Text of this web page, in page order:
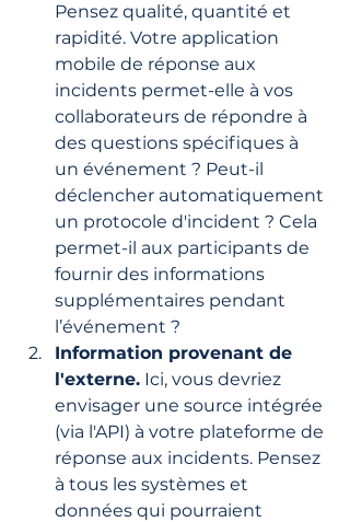
Pensez qualité, quantité et
rapidité. Votre application
mobile de réponse aux
incidents permet-elle à vos
collaborateurs de répondre à
des questions spécifiques à
un événement ? Peut-il
déclencher automatiquement
un protocole d'incident ? Cela
permet-il aux participants de
fournir des informations
supplémentaires pendant
l’événement ?
Information provenant de
l'externe. Ici, vous devriez
envisager une source intégrée
(via l'API) à votre plateforme de
réponse aux incidents. Pensez
à tous les systèmes et
données qui pourraient